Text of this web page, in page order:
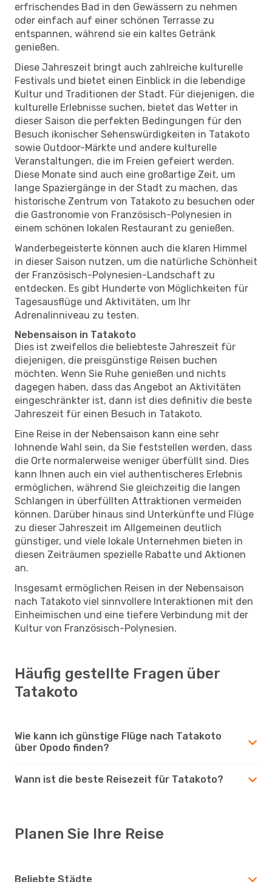
erfrischendes Bad in den Gewässern zu nehmen
oder einfach auf einer schönen Terrasse zu
entspannen, während sie ein kaltes Getränk
genießen.
Diese Jahreszeit bringt auch zahlreiche kulturelle
Festivals und bietet einen Einblick in die lebendige
Kultur und Traditionen der Stadt. Für diejenigen, die
kulturelle Erlebnisse suchen, bietet das Wetter in
dieser Saison die perfekten Bedingungen für den
Besuch ikonischer Sehenswürdigkeiten in Tatakoto
sowie Outdoor-Märkte und andere kulturelle
Veranstaltungen, die im Freien gefeiert werden.
Diese Monate sind auch eine großartige Zeit, um
lange Spaziergänge in der Stadt zu machen, das
historische Zentrum von Tatakoto zu besuchen oder
die Gastronomie von Französisch-Polynesien in
einem schönen lokalen Restaurant zu genießen.
Wanderbegeisterte können auch die klaren Himmel
in dieser Saison nutzen, um die natürliche Schönheit
der Französisch-Polynesien-Landschaft zu
entdecken. Es gibt Hunderte von Möglichkeiten für
Tagesausflüge und Aktivitäten, um Ihr
Adrenalinniveau zu testen.
Nebensaison in Tatakoto
Dies ist zweifellos die beliebteste Jahreszeit für
diejenigen, die preisgünstige Reisen buchen
möchten. Wenn Sie Ruhe genießen und nichts
dagegen haben, dass das Angebot an Aktivitäten
eingeschränkter ist, dann ist dies definitiv die beste
Jahreszeit für einen Besuch in Tatakoto.
Eine Reise in der Nebensaison kann eine sehr
lohnende Wahl sein, da Sie feststellen werden, dass
die Orte normalerweise weniger überfüllt sind. Dies
kann Ihnen auch ein viel authentischeres Erlebnis
ermöglichen, während Sie gleichzeitig die langen
Schlangen in überfüllten Attraktionen vermeiden
können. Darüber hinaus sind Unterkünfte und Flüge
zu dieser Jahreszeit im Allgemeinen deutlich
günstiger, und viele lokale Unternehmen bieten in
diesen Zeiträumen spezielle Rabatte und Aktionen
an.
Insgesamt ermöglichen Reisen in der Nebensaison
nach Tatakoto viel sinnvollere Interaktionen mit den
Einheimischen und eine tiefere Verbindung mit der
Kultur von Französisch-Polynesien.
Häufig gestellte Fragen über
Tatakoto
Wie kann ich günstige Flüge nach Tatakoto
über Opodo finden?
Wann ist die beste Reisezeit für Tatakoto?
Planen Sie Ihre Reise
Beliebte Städte